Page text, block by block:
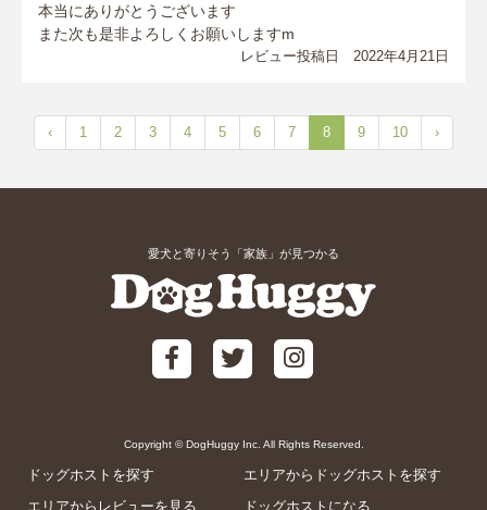
本当にありがとうございます
また次も是非よろしくお願いしますm
レビュー投稿日 2022年4月21日
‹ 1 2 3 4 5 6 7 8 9 10 ›
愛犬と寄りそう「家族」が見つかる
Copyright © DogHuggy Inc. All Rights Reserved.
ドッグホストを探す
エリアからドッグホストを探す
エリアからレビューを見る
ドッグホストになる